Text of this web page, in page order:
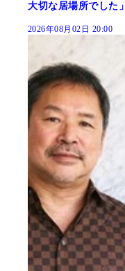
大切な居場所でした」
2026年08月02日 20:00